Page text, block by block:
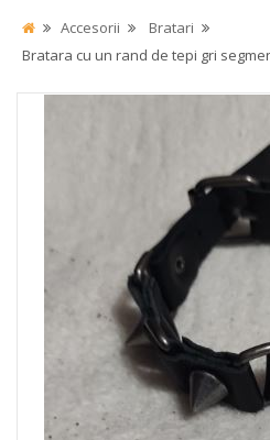
Accesorii
Bratari
Bratara cu un rand de tepi gri